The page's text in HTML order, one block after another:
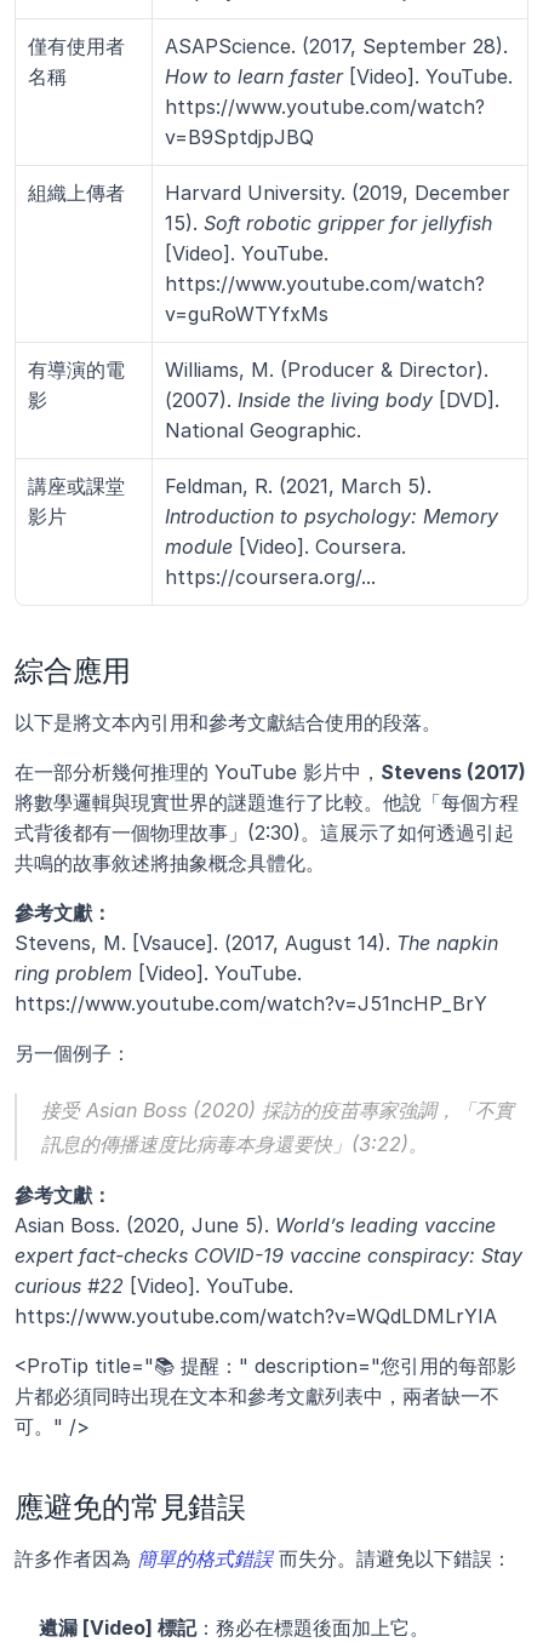
僅有使用者
名稱
How to learn faster [Video]. YouTube.
https://www.youtube.com/watch?
v=B9SptdjpJBQ
組織上傳者
Harvard University. (2019, December
15). Soft robotic gripper for jellyfish
[Video]. YouTube.
https://www.youtube.com/watch?
v=guRoWTYfxMs
有導演的電
影
Williams, M. (Producer & Director).
(2007). Inside the living body [DVD].
National Geographic.
講座或課堂
影片
Introduction to psychology: Memory
module [Video]. Coursera.
https://coursera.org/...
綜合應用
以下是將文本內引用和參考文獻結合使用的段落。
在一部分析幾何推理的 YouTube 影片中， Stevens (2017)
將數學邏輯與現實世界的謎題進行了比較。他說「每個方程
式背後都有一個物理故事」(2:30)。這展示了如何透過引起
共鳴的故事敘述將抽象概念具體化。
參考文獻：
Stevens, M. [Vsauce]. (2017, August 14). The napkin
ring problem [Video]. YouTube.
https://www.youtube.com/watch?v=J51ncHP_BrY
另一個例子：
接受 Asian Boss (2020) 採訪的疫苗專家強調，「不實
訊息的傳播速度比病毒本身還要快」(3:22)。
參考文獻：
Asian Boss. (2020, June 5). World’s leading vaccine
expert fact-checks COVID-19 vaccine conspiracy: Stay
curious #22 [Video]. YouTube.
https://www.youtube.com/watch?v=WQdLDMLrYIA
<ProTip title="📚 提醒：" description="您引用的每部影
片都必須同時出現在文本和參考文獻列表中，兩者缺一不
可。" />
應避免的常見錯誤
許多作者因為 簡單的格式錯誤 而失分。請避免以下錯誤：
遺漏 [Video] 標記：務必在標題後面加上它。